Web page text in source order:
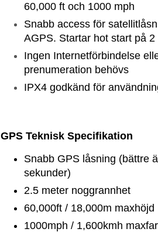
60,000 ft och 1000 mph
Snabb access för
AGPS. Startar hot start på 2
Ingen Internetförbindelse
prenumeration behövs
IPX4 godkänd för
GPS Teknisk Specifikation
Snabb GPS låsning (bättre
sekunder)
2.5 meter noggrannhet
60,000ft / 18,000m maxhöjd
1000mph / 1,600kmh